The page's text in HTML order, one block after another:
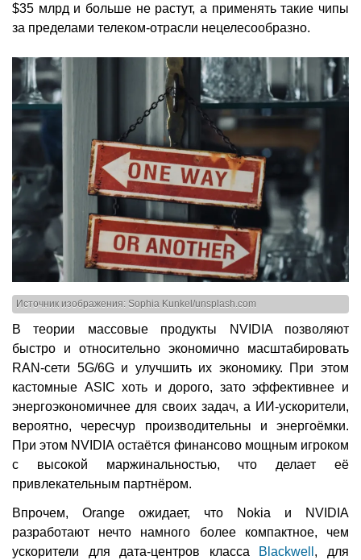
$35 млрд и больше не растут, а применять такие чипы
за пределами телеком-отрасли нецелесообразно.
Источник изображения: Sophia Kunkel/unsplash.com
В теории массовые продукты NVIDIA позволяют
быстро и относительно экономично масштабировать
RAN-сети 5G/6G и улучшить их экономику. При этом
кастомные ASIC хоть и дорого, зато эффективнее и
энергоэкономичнее для своих задач, а ИИ-ускорители,
вероятно, чересчур производительны и энергоёмки.
При этом NVIDIA остаётся финансово мощным игроком
с высокой маржинальностью, что делает её
привлекательным партнёром.
Впрочем, Orange ожидает, что Nokia и NVIDIA
разработают нечто намного более компактное, чем
ускорители для дата-центров класса Blackwell , для